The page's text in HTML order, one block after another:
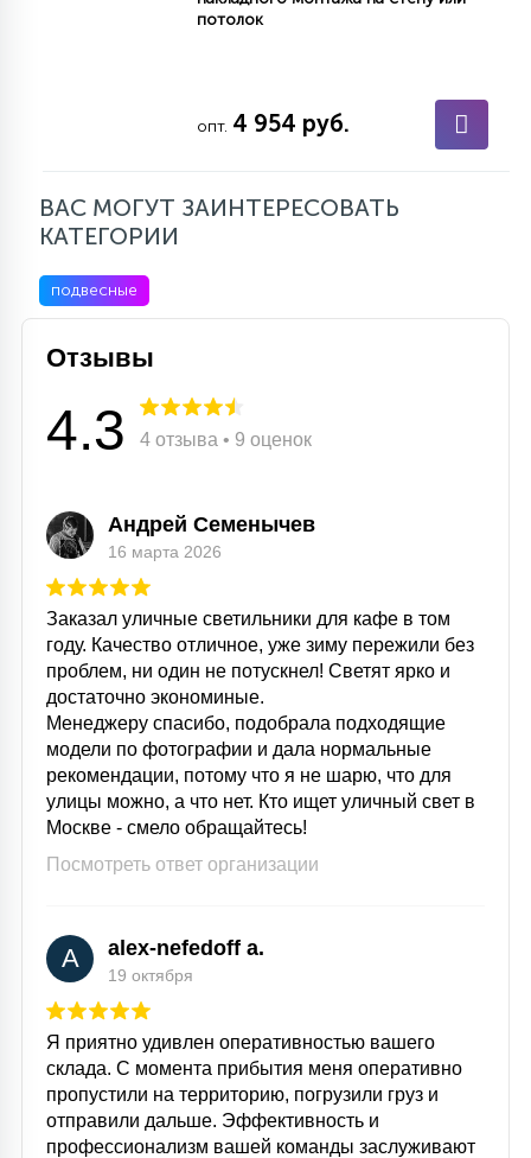
потолок
опт. 4 954 руб.
ВАС МОГУТ ЗАИНТЕРЕСОВАТЬ
КАТЕГОРИИ
подвесные
Отзывы
4.3 4 отзыва • 9 оценок
Андрей Семенычев
16 марта 2026
Заказал уличные светильники для кафе в том
году. Качество отличное, уже зиму пережили без
проблем, ни один не потускнел! Светят ярко и
достаточно экономиные.
Менеджеру спасибо, подобрала подходящие
модели по фотографии и дала нормальные
рекомендации, потому что я не шарю, что для
улицы можно, а что нет. Кто ищет уличный свет в
Москве - смело обращайтесь!
Посмотреть ответ организации
A alex-nefedoff a.
19 октября
Я приятно удивлен оперативностью вашего
склада. С момента прибытия меня оперативно
пропустили на территорию, погрузили груз и
отправили дальше. Эффективность и
профессионализм вашей команды заслуживают